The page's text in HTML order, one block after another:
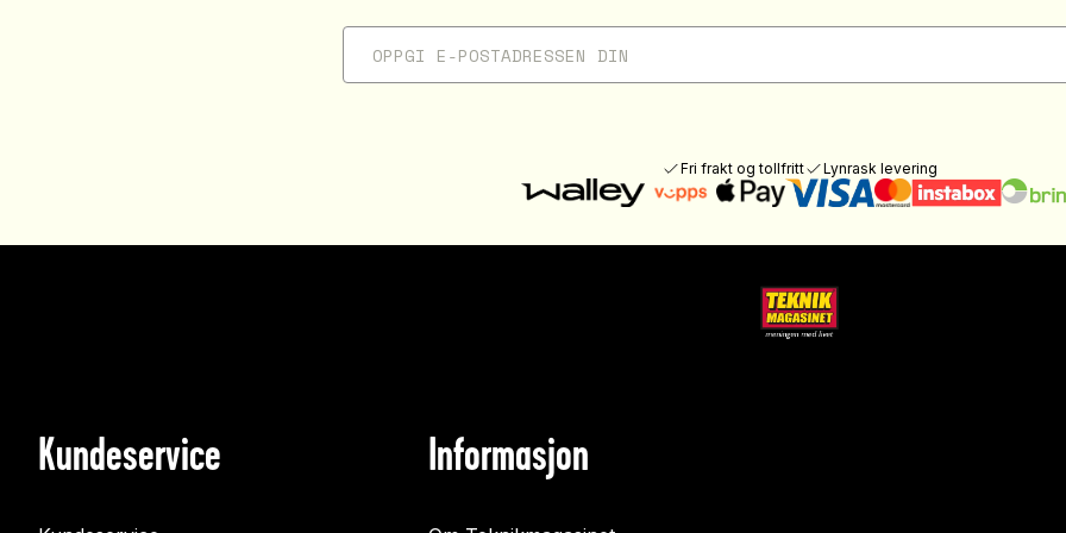
Fri frakt og tollfritt Lynrask levering
Kundeservice Informasjon